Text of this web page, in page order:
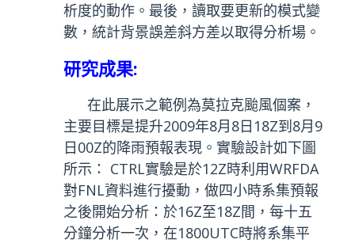
析度的動作。最後，讀取要更新的模式變
數，統計背景誤差斜方差以取得分析場。
研究成果:
在此展示之範例為莫拉克颱風個案，
主要目標是提升2009年8月8日18Z到8月9
日00Z的降雨預報表現。實驗設計如下圖
所示： CTRL實驗是於12Z時利用WRFDA
對FNL資料進行擾動，做四小時系集預報
之後開始分析：於16Z至18Z間，每十五
分鐘分析一次，在1800UTC時將系集平